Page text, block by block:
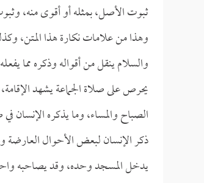
ثبوت الأصل، بمثله أو أقوى منه،
وهذا من علامات نكارة هذا المتن،
والسلام ينقل من أقواله وذكره مما
يحرص على صلاة الجماعة يشهد
الصباح والمساء، وما يذكره الإنسان
ذكر الإنسان لبعض الأحوال
يدخل المسجد وحده، وقد يصاحبه